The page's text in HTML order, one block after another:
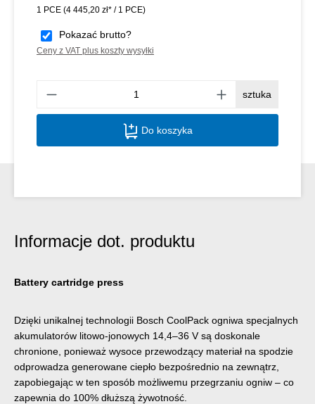
1 PCE (4 445,20 zł* / 1 PCE)
Pokazać brutto?
Ceny z VAT plus koszty wysyłki
sztuka
Do koszyka
Informacje dot. produktu
Battery cartridge press
Dzięki unikalnej technologii Bosch CoolPack ogniwa specjalnych
akumulatorów litowo-jonowych 14,4–36 V są doskonale
chronione, ponieważ wysoce przewodzący materiał na spodzie
odprowadza generowane ciepło bezpośrednio na zewnątrz,
zapobiegając w ten sposób możliwemu przegrzaniu ogniw – co
zapewnia do 100% dłuższą żywotność.